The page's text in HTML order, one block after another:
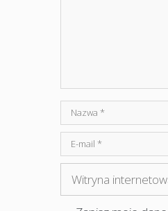
Nazwa
mail
Witryna
internetowa